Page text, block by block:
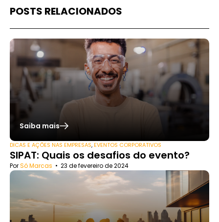
POSTS RELACIONADOS
Saiba mais
DICAS E AÇÕES NAS EMPRESAS,EVENTOS CORPORATIVOS
SIPAT: Quais os desafios do evento?
PorSó Marcas • 23 de fevereiro de 2024